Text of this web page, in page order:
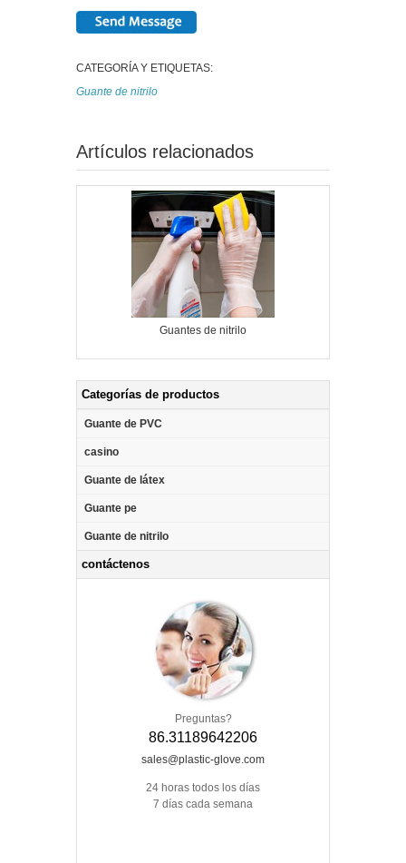
CATEGORÍA Y ETIQUETAS:
Guante de nitrilo
Artículos relacionados
Guantes de nitrilo
Categorías de productos
Guante de PVC
casino
Guante de látex
Guante pe
Guante de nitrilo
contáctenos
Preguntas?
86.31189642206
sales@plastic-glove.com
24 horas todos los días
7 días cada semana